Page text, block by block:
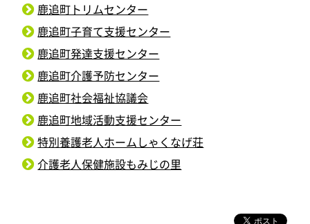
鹿追町トリムセンター
鹿追町子育て支援センター
鹿追町発達支援センター
鹿追町介護予防センター
鹿追町社会福祉協議会
鹿追町地域活動支援センター
特別養護老人ホームしゃくなげ荘
介護老人保健施設もみじの里